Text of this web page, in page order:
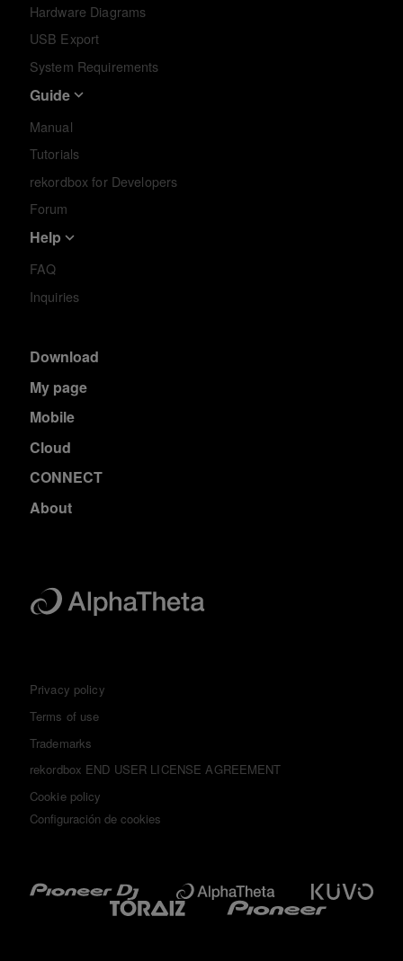
Hardware Diagrams
USB Export
System Requirements
Guide
Manual
Tutorials
rekordbox for Developers
Forum
Help
FAQ
Inquiries
Download
My page
Mobile
Cloud
CONNECT
About
Privacy policy
Terms of use
Trademarks
rekordbox END USER LICENSE AGREEMENT
Cookie policy
Configuración de cookies